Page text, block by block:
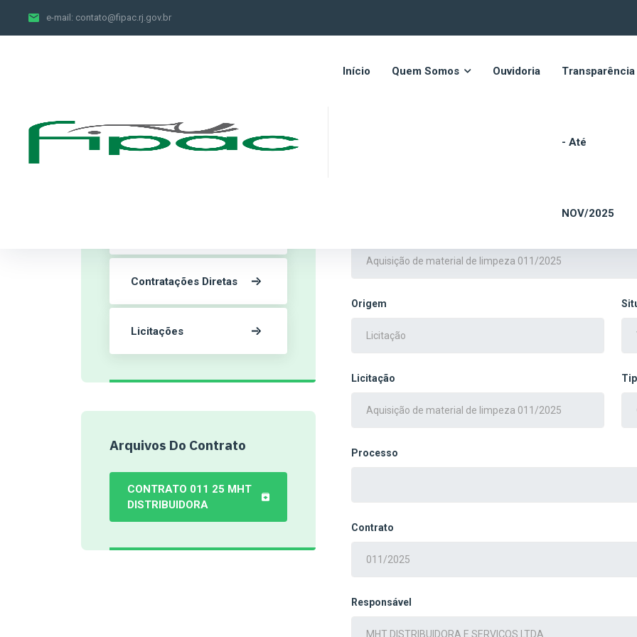
e-mail: contato@fipac.rj.gov.br
Início Quem Somos Ouvidoria Transparência
- Até
NOV/2025
Contratações Diretas
Licitações
Arquivos Do Contrato
CONTRATO 011 25 MHT
DISTRIBUIDORA
Origem
Licitação
Processo
Contrato
Responsável